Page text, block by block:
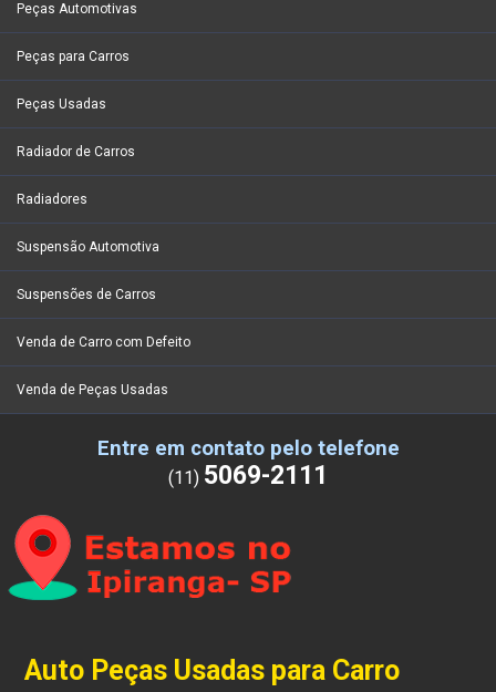
Peças Automotivas
Peças para Carros
Peças Usadas
Radiador de Carros
Radiadores
Suspensão Automotiva
Suspensões de Carros
Venda de Carro com Defeito
Venda de Peças Usadas
Entre em contato pelo telefone
(11) 5069-2111
Auto Peças Usadas para Carro